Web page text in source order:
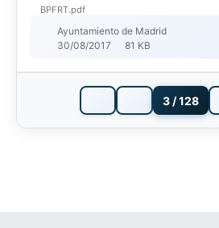
BPFRT.pdf
Ayuntamiento de Madrid
30/08/2017
81 KB
3 / 128